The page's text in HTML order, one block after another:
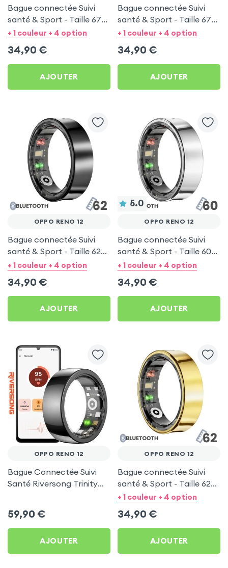
Bague connectée Suivi
santé & Sport - Taille 67
Argent
+ 1 couleur + 4 option
34,90 €
AJOUTER
Bague connectée Suivi
santé & Sport - Taille 67
Noir
+ 1 couleur + 4 option
34,90 €
AJOUTER
OPPO RENO 12
Bague connectée Suivi
santé & Sport - Taille 62
Noir
+ 1 couleur + 4 option
34,90 €
AJOUTER
5.0
OPPO RENO 12
Bague connectée Suivi
santé & Sport - Taille 60
Argent
+ 1 couleur + 4 option
34,90 €
AJOUTER
OPPO RENO 12
Bague Connectée Suivi
Santé Riversong Trinity
59,90 €
AJOUTER
OPPO RENO 12
Bague connectée Suivi
santé & Sport - Taille 62
Or
+ 1 couleur + 4 option
34,90 €
AJOUTER